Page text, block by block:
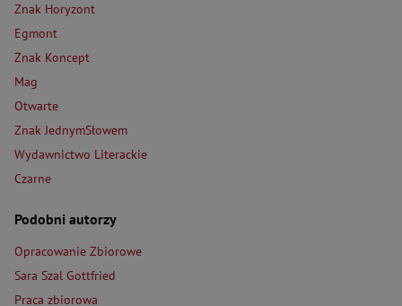
Znak Horyzont
Egmont
Znak Koncept
Mag
Otwarte
Znak JednymSłowem
Wydawnictwo Literackie
Czarne
Podobni autorzy
Opracowanie Zbiorowe
Sara Szal Gottfried
Praca zbiorowa